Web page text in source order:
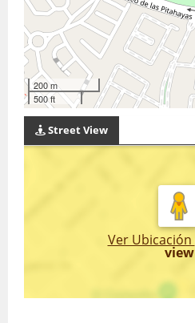
200 m
500 ft
Street View
Ver Ubicación
view